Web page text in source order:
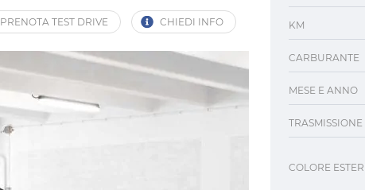
PRENOTA TEST DRIVE CHIEDI INFO KM
CARBURANTE
MESE E ANNO
TRASMISSIONE
COLORE